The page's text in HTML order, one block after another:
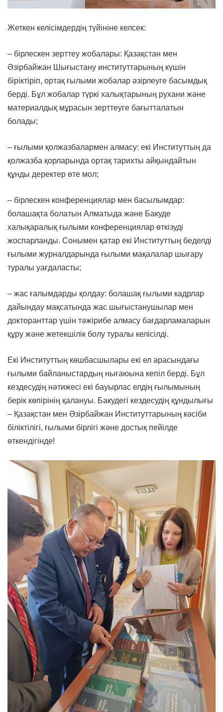
Жеткен келісімдердің түйініне келсек:
– бірлескен зерттеу жобалары: Қазақстан мен
Әзірбайжан Шығыстану институттарының күшін
біріктіріп, ортақ ғылыми жобалар әзірлеуге басымдық
берді. Бұл жобалар түркі халықтарының рухани және
материалдық мұрасын зерттеуге бағытталатын
болады;
– ғылыми қолжазбалармен алмасу: екі Институттың да
қолжазба қорларында ортақ тарихты айқындайтын
құнды деректер өте мол;
– бірлескен конференциялар мен басылымдар:
болашақта болатын Алматыда және Бакуде
халықаралық ғылыми конференциялар өткізуді
жоспарланды. Сонымен қатар екі Институттың беделді
ғылыми журналдарында ғылыми мақалалар шығару
туралы уағдаласты;
– жас ғалымдарды қолдау: болашақ ғылыми кадрлар
дайындау мақсатында жас шығыстанушылар мен
докторанттар үшін тәжірибе алмасу бағдарламаларын
құру және жетекшілік болу туралы келісілді.
Екі Институттың көшбасшылары екі ел арасындағы
ғылыми байланыстардың нығаюына кепіл берді. Бұл
кездесудің нәтижесі екі бауырлас елдің ғылымының
берік көпірінің қалануы. Бакудегі кездесудің құндылығы
– Қазақстан мен Әзірбайжан Институттарының кәсіби
біліктілігі, ғылыми бірлігі және достық пейілде
өткендігінде!